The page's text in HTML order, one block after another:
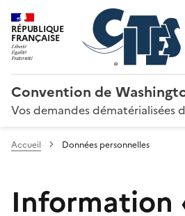
RÉPUBLIQUE
FRANÇAISE
Convention de
Vos demandes dématérialisées
Accueil Données personnelles
Information